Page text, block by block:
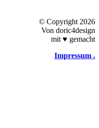
© Copyright 2026
Von doric4design
mit ♥ gemacht
Impressum .